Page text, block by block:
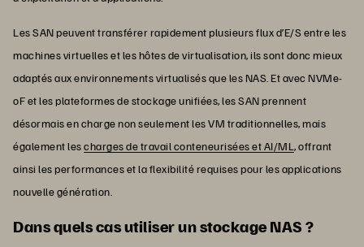
Les SAN peuvent transférer rapidement plusieurs flux d’E/S entre les
machines virtuelles et les hôtes de virtualisation, ils sont donc mieux
adaptés aux environnements virtualisés que les NAS. Et avec NVMe-
oF et les plateformes de stockage unifiées, les SAN prennent
désormais en charge non seulement les VM traditionnelles, mais
également lescharges de travail conteneurisées et AI/ML , offrant
ainsi les performances et la flexibilité requises pour les applications
nouvelle génération.
Dans quels cas utiliser un stockage NAS ?